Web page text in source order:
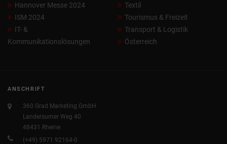
Hannover Messe 2024
ISM 2024
IT- &
Kommunikationslösungen
Textil
Tourismus & Freizeit
Transport & Logistik
Österreich
ANSCHRIFT
360 Grad Marketing GmbH
Landersumer Weg 40
48431 Rheine
(+49) 5971 92164-0